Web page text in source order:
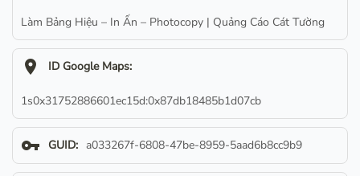
Làm Bảng Hiệu – In Ấn – Photocopy | Quảng Cáo Cát Tường
location_on ID Google Maps:
1s0x31752886601ec15d:0x87db18485b1d07cb
vpn_key GUID: a033267f-6808-47be-8959-5aad6b8cc9b9